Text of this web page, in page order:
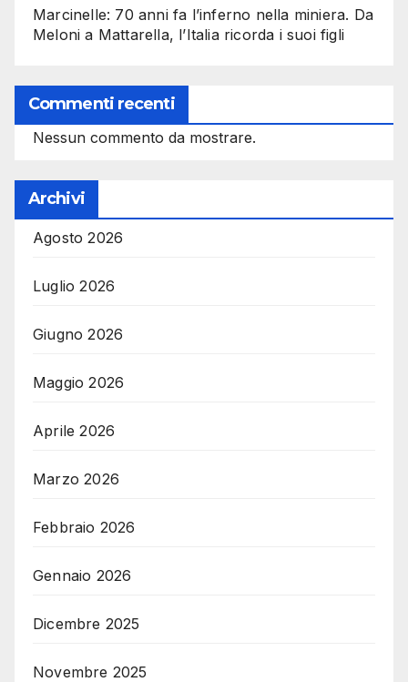
Marcinelle: 70 anni fa l’inferno nella miniera. Da
Meloni a Mattarella, l’Italia ricorda i suoi figli
Commenti recenti
Nessun commento da mostrare.
Archivi
Agosto 2026
Luglio 2026
Giugno 2026
Maggio 2026
Aprile 2026
Marzo 2026
Febbraio 2026
Gennaio 2026
Dicembre 2025
Novembre 2025